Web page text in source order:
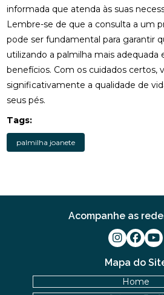
informada que atenda às suas
Lembre-se de que a consulta a um
pode ser fundamental para garantir
utilizando a palmilha mais adequada
benefícios. Com os cuidados certos,
significativamente a qualidade de
seus pés.
Tags:
palmilha joanete
FISIOTERAPIA RESPIRATÓRIA DOMICILIAR EFICAZ:
SAIBA TUDO SOBRE O TEMA
MELHORAR A QUALIDADE DE
FISIOTERAPIA RESPIRATÓRIA DOMICILIAR:
BENEFÍCIOS INCRÍVEIS
FISIOTERAPIA VESTIBULAR PARA LABIRINTITE:
BENEFÍCIOS E TRATAMENTOS
COMO ALIVIAR SINTOMAS E
Mapa do
Home
Acompanhe as